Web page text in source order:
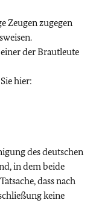
Zeugen zugegen
der Brautleute
hier:
des deutschen
in dem beide
dass nach
keine